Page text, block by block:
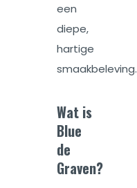
een
diepe,
hartige
smaakbeleving.
Wat is
Blue
de
Graven?